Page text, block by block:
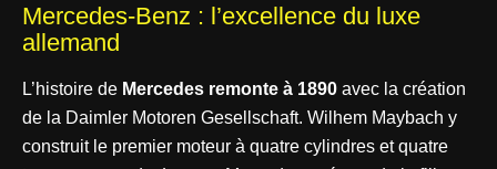
Mercedes-Benz : l’excellence du luxe
allemand
L’histoire de Mercedes remonte à 1890 avec la création
de la Daimler Motoren Gesellschaft. Wilhem Maybach y
construit le premier moteur à quatre cylindres et quatre